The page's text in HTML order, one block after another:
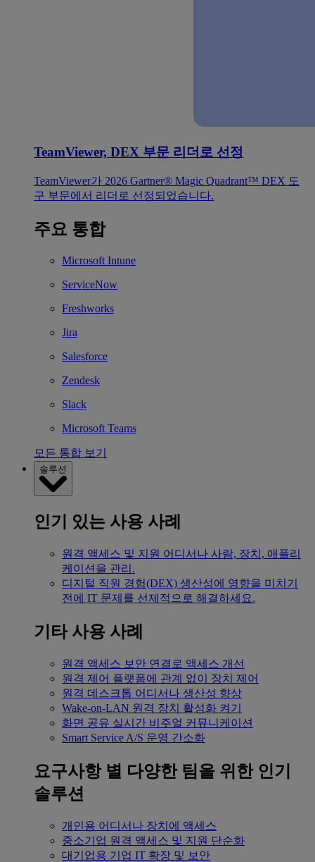
TeamViewer, DEX 부문 리더로 선정
TeamViewer가 2026 Gartner® Magic Quadrant™ DEX 도
구 부문에서 리더로 선정되었습니다.
주요 통합
Microsoft Intune
ServiceNow
Freshworks
Jira
Salesforce
Zendesk
Slack
Microsoft Teams
모든 통합 보기
솔루션
인기 있는 사용 사례
원격 액세스 및 지원 어디서나 사람, 장치, 애플리
케이션을 관리.
디지털 직원 경험(DEX) 생산성에 영향을 미치기
전에 IT 문제를 선제적으로 해결하세요.
기타 사용 사례
원격 액세스 보안 연결로 액세스 개선
원격 제어 플랫폼에 관계 없이 장치 제어
원격 데스크톱 어디서나 생산성 향상
Wake-on-LAN 원격 장치 활성화 켜기
화면 공유 실시간 비주얼 커뮤니케이션
Smart Service A/S 운영 간소화
요구사항 별 다양한 팀을 위한 인기
솔루션
개인용 어디서나 장치에 액세스
중소기업 원격 액세스 및 지원 단순화
대기업용 기업 IT 확장 및 보안